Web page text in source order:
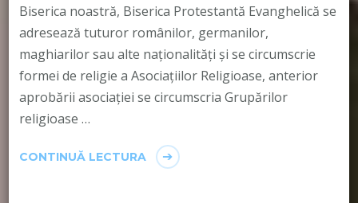
Biserica noastră, Biserica Protestantă Evanghelică se
adresează tuturor românilor, germanilor,
maghiarilor sau alte naționalități și se circumscrie
formei de religie a Asociațiilor Religioase, anterior
aprobării asociației se circumscria Grupărilor
religioase …
CONTINUĂ LECTURA